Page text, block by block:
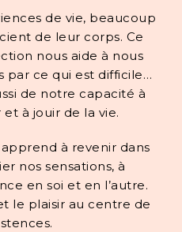
de vie, beaucoup
de leur corps. Ce
nous aide à nous
par ce qui est difficile…
de notre capacité à
à jouir de la vie.
à revenir dans
nos sensations, à
en soi et en l’autre.
le plaisir au centre de